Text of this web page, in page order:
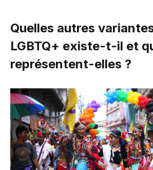
Quelles autres
LGBTQ+ existe-t-il et
représentent-elles ?